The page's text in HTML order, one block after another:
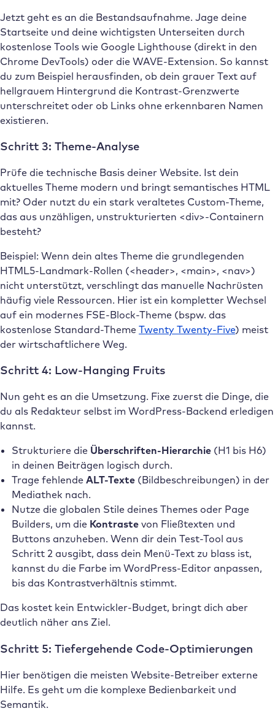
Jetzt geht es an die Bestandsaufnahme. Jage deine
Startseite und deine wichtigsten Unterseiten durch
kostenlose Tools wie Google Lighthouse (direkt in den
Chrome DevTools) oder die WAVE-Extension. So kannst
du zum Beispiel herausfinden, ob dein grauer Text auf
hellgrauem Hintergrund die Kontrast-Grenzwerte
unterschreitet oder ob Links ohne erkennbaren Namen
existieren.
Schritt 3: Theme-Analyse
Prüfe die technische Basis deiner Website. Ist dein
aktuelles Theme modern und bringt semantisches HTML
mit? Oder nutzt du ein stark veraltetes Custom-Theme,
das aus unzähligen, unstrukturierten <div>-Containern
besteht?
Beispiel: Wenn dein altes Theme die grundlegenden
HTML5-Landmark-Rollen (<header>, <main>, <nav>)
nicht unterstützt, verschlingt das manuelle Nachrüsten
häufig viele Ressourcen. Hier ist ein kompletter Wechsel
auf ein modernes FSE-Block-Theme (bspw. das
kostenlose Standard-Theme Twenty Twenty-Five) meist
der wirtschaftlichere Weg.
Schritt 4: Low-Hanging Fruits
Nun geht es an die Umsetzung. Fixe zuerst die Dinge, die
du als Redakteur selbst im WordPress-Backend erledigen
kannst.
Strukturiere die Überschriften-Hierarchie(H1 bis H6)
in deinen Beiträgen logisch durch.
Trage fehlende ALT-Texte(Bildbeschreibungen) in der
Mediathek nach.
Nutze die globalen Stile deines Themes oder Page
Builders, um die Kontrastevon Fließtexten und
Buttons anzuheben. Wenn dir dein Test-Tool aus
Schritt 2 ausgibt, dass dein Menü-Text zu blass ist,
kannst du die Farbe im WordPress-Editor anpassen,
bis das Kontrastverhältnis stimmt.
Das kostet kein Entwickler-Budget, bringt dich aber
deutlich näher ans Ziel.
Schritt 5: Tiefergehende Code-Optimierungen
Hier benötigen die meisten Website-Betreiber externe
Hilfe. Es geht um die komplexe Bedienbarkeit und
Semantik.